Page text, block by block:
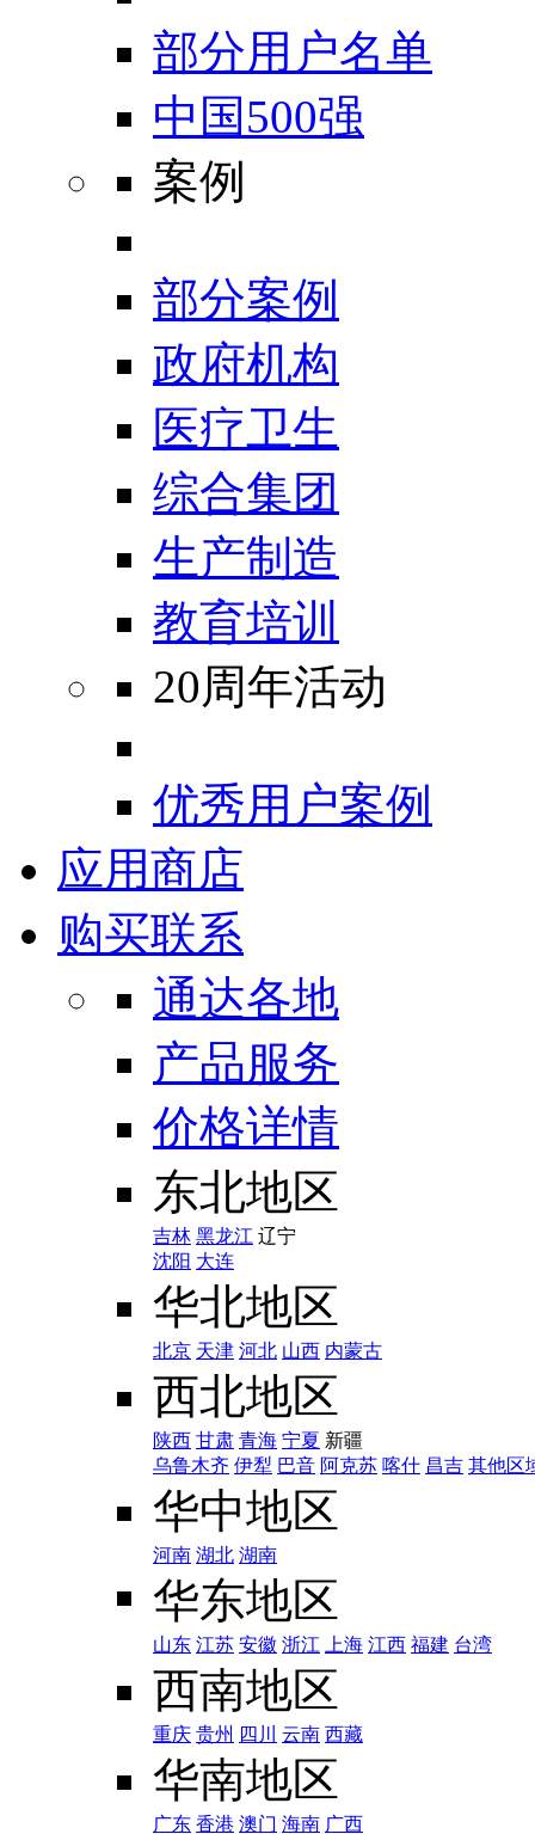
部分用户名单
中国500强
案例
部分案例
政府机构
医疗卫生
综合集团
生产制造
教育培训
20周年活动
优秀用户案例
应用商店
购买联系
通达各地
产品服务
价格详情
东北地区
吉林 黑龙江 辽宁
沈阳 大连
华北地区
北京 天津 河北 山西 内蒙古
西北地区
陕西 甘肃 青海 宁夏 新疆
乌鲁木齐 伊犁 巴音 阿克苏 喀什 昌吉 其他区
华中地区
河南 湖北 湖南
华东地区
山东 江苏 安徽 浙江 上海 江西 福建 台湾
西南地区
重庆 贵州 四川 云南 西藏
华南地区
广东 香港 澳门 海南 广西